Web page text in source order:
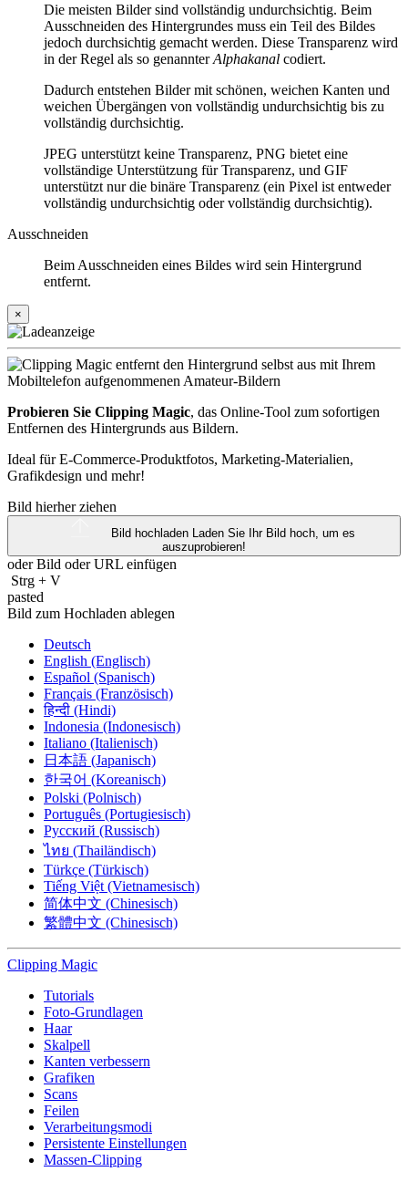
Die meisten Bilder sind vollständig undurchsichtig. Beim
Ausschneiden des Hintergrundes muss ein Teil des Bildes
jedoch durchsichtig gemacht werden. Diese Transparenz wird
in der Regel als so genannterAlphakanal codiert.
Dadurch entstehen Bilder mit schönen, weichen Kanten und
weichen Übergängen von vollständig undurchsichtig bis zu
vollständig durchsichtig.
JPEG unterstützt keine Transparenz, PNG bietet eine
vollständige Unterstützung für Transparenz, und GIF
unterstützt nur die binäre Transparenz (ein Pixel ist entweder
vollständig undurchsichtig oder vollständig durchsichtig).
Ausschneiden
Beim Ausschneiden eines Bildes wird sein Hintergrund
entfernt.
×
Probieren Sie Clipping Magic, das Online-Tool zum sofortigen
Entfernen des Hintergrunds aus Bildern.
Ideal für E-Commerce-Produktfotos, Marketing-Materialien,
Grafikdesign und mehr!
Bild hierher ziehen
Bild hochladen Laden Sie Ihr Bild hoch, um es
auszuprobieren!
oder Bild oderURL einfügen
Strg + V
pasted
Bild zum Hochladen ablegen
Deutsch
English (Englisch)
Español (Spanisch)
Français (Französisch)
हिन्दी (Hindi)
Indonesia (Indonesisch)
Italiano (Italienisch)
日本語 (Japanisch)
한국어 (Koreanisch)
Polski (Polnisch)
Português (Portugiesisch)
Русский (Russisch)
ไทย (Thailändisch)
Türkçe (Türkisch)
Tiếng Việt (Vietnamesisch)
简体中文 (Chinesisch)
繁體中文 (Chinesisch)
Clipping Magic
Tutorials
Foto-Grundlagen
Haar
Skalpell
Kanten verbessern
Grafiken
Scans
Feilen
Verarbeitungsmodi
Persistente Einstellungen
Massen-Clipping